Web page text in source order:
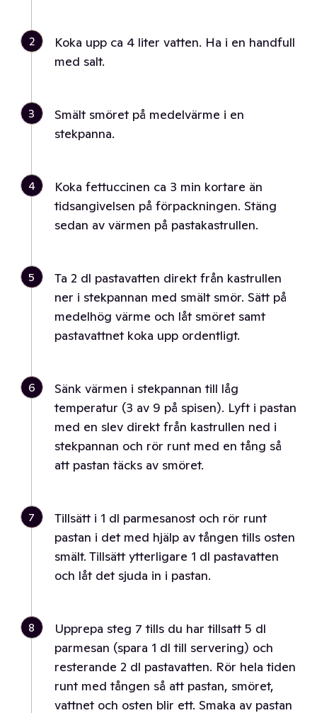
2
Koka upp ca 4 liter vatten. Ha i en handfull
med salt.
3
Smält smöret på medelvärme i en
stekpanna.
4
Koka fettuccinen ca 3 min kortare än
tidsangivelsen på förpackningen. Stäng
sedan av värmen på pastakastrullen.
5
Ta 2 dl pastavatten direkt från kastrullen
ner i stekpannan med smält smör. Sätt på
medelhög värme och låt smöret samt
pastavattnet koka upp ordentligt.
6
Sänk värmen i stekpannan till låg
temperatur (3 av 9 på spisen). Lyft i pastan
med en slev direkt från kastrullen ned i
stekpannan och rör runt med en tång så
att pastan täcks av smöret.
7
Tillsätt i 1 dl parmesanost och rör runt
pastan i det med hjälp av tången tills osten
smält. Tillsätt ytterligare 1 dl pastavatten
och låt det sjuda in i pastan.
8
Upprepa steg 7 tills du har tillsatt 5 dl
parmesan (spara 1 dl till servering) och
resterande 2 dl pastavatten. Rör hela tiden
runt med tången så att pastan, smöret,
vattnet och osten blir ett. Smaka av pastan